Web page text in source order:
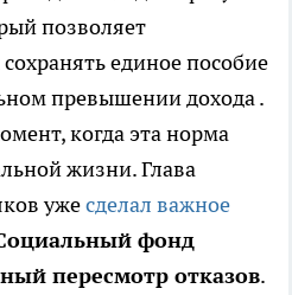
позволяет
единое пособие
превышении дохода .
когда эта норма
жизни. Глава
ужесделал важное
фонд
пересмотр отказов.